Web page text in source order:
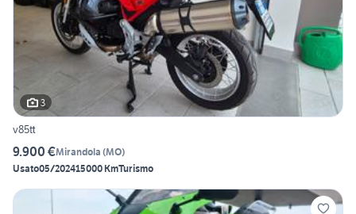
3
v85tt
9.900 €Mirandola (MO)
Usato05/202415000 KmTurismo